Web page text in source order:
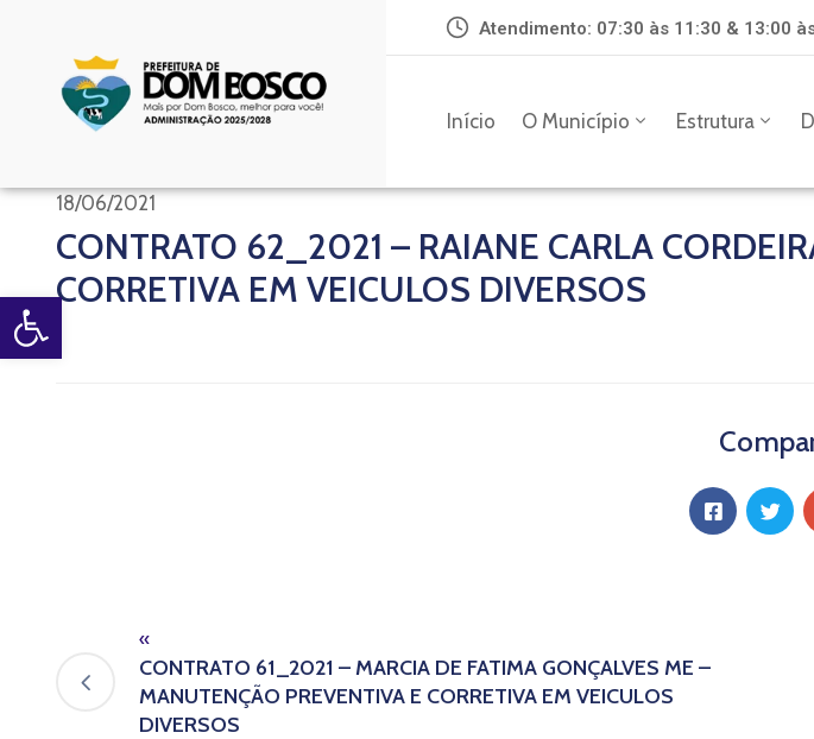
Open toolbar
Atendimento: 07:30 às 11:30 & 13:00
Início O Município Estrutura
18/06/2021
CONTRATO 62_2021 – RAIANE CARLA
CORRETIVA EM VEICULOS DIVERSOS
«
CONTRATO 61_2021 – MARCIA DE FATIMA GONÇALVES ME –
MANUTENÇÃO PREVENTIVA E CORRETIVA EM VEICULOS
DIVERSOS